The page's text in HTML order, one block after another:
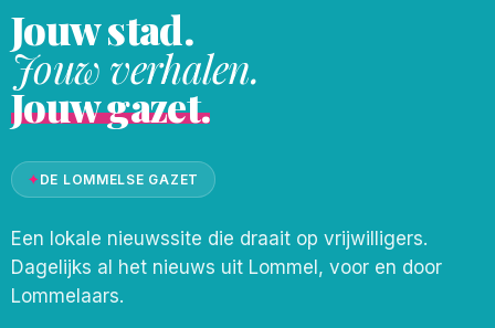
Jouw stad.
Jouw verhalen.
Jouw gazet.
✦DE LOMMELSE GAZET
Een lokale nieuwssite die draait op vrijwilligers.
Dagelijks al het nieuws uit Lommel, voor en door
Lommelaars.